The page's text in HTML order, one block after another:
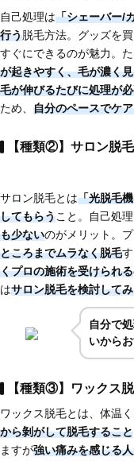
自己処理は「シェーバー/
行う脱毛方法。グッズを
すぐにできるのが魅力。た
が起きやすく、毛が濃く
毛が伸びるたびに処理が
ため、 自分のペースでケ
【種類②】サロン脱毛
サロン脱毛とは「光脱毛
してもらうこと。自己処
も少ないのがメリット。
ところまでムラなく脱毛
くプロの施術を受けられる
はサロン脱毛を検討して
自分で
いから
【種類③】ワックス
ワックス脱毛とは、体温
から剝がして脱毛すること
ますが強い痛みを感じる